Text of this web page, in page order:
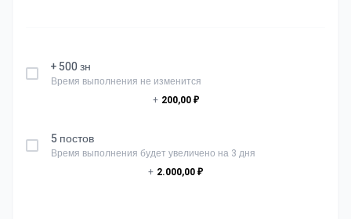
+ 500 зн
Время выполнения не изменится
+ 200,00 ₽
5 постов
Время выполнения будет увеличено на 3 дня
+ 2.000,00 ₽